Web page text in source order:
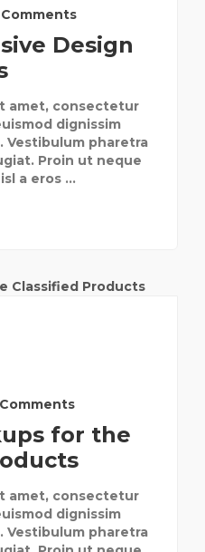
Design
amet, consectetur
dignissim
Vestibulum pharetra
Proin ut neque
a eros ...
for the
amet, consectetur
dignissim
Vestibulum pharetra